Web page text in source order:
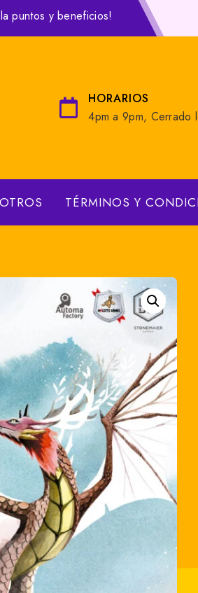
puntos y beneficios!
HORARIOS
4pm a 9pm, Cerrado
TÉRMINOS Y